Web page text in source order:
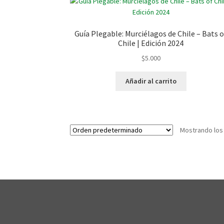
Guía Plegable: Murciélagos de Chile – Bats
Chile | Edición 2024
$5.000
Añadir al carrito
Mostrando